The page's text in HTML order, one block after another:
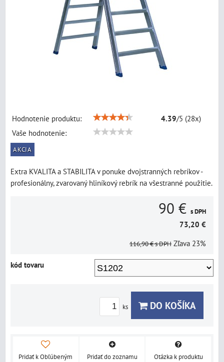
Hodnotenie produktu: 4.39/5 (28x)
Vaše hodnotenie:
AKCIA
Extra KVALITA a STABILITA v ponuke dvojstranných rebríkov -
profesionálny, zvarovaný hliníkový rebrík na všestranné použitie.
90 € s DPH
73,20 €
116,90 €s DPH Zľava 23%
kód tovaru
ks DO KOŠÍKA
Pridať k Obľúbeným Pridať do zoznamu Otázka k produktu